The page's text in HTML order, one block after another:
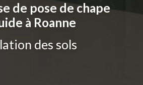
de pose de chape
à Roanne
des sols